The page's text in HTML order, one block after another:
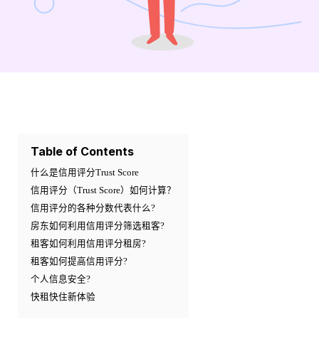
Table of Contents
什么是信用评分Trust Score
信用评分（Trust Score）如何计算？
信用评分的各种分数代表什么?
房东如何利用信用评分筛选租客?
租客如何利用信用评分租房?
租客如何提高信用评分?
个人信息安全?
快租快住新体验